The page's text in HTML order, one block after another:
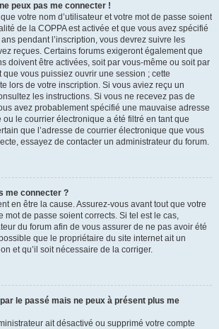
peux pas me connecter !
votre nom d’utilisateur et votre mot de passe soient
de la COPPA est activée et que vous avez spécifié
pendant l’inscription, vous devrez suivre les
reçues. Certains forums exigeront également que
doivent être activées, soit par vous-même ou soit par
que vous puissiez ouvrir une session ; cette
lors de votre inscription. Si vous aviez reçu un
les instructions. Si vous ne recevez pas de
avez probablement spécifié une mauvaise adresse
le courrier électronique a été filtré en tant que
que l’adresse de courrier électronique que vous
essayez de contacter un administrateur du forum.
me connecter ?
en être la cause. Assurez-vous avant tout que votre
mot de passe soient corrects. Si tel est le cas,
du forum afin de vous assurer de ne pas avoir été
que le propriétaire du site internet ait un
et qu’il soit nécessaire de la corriger.
le passé mais ne peux à présent plus me
ait désactivé ou supprimé votre compte